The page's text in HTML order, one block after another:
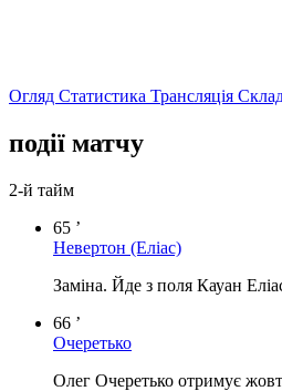
Огляд Статистика Трансляція
події матчу
2-й тайм
65 ’
Невертон (Еліас)
Заміна. Йде з поля Кауан
66 ’
Очеретько
Олег Очеретько отримує